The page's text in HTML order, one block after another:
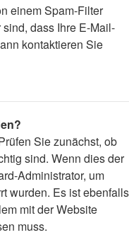
einem Spam-Filter
dass Ihre E-Mail-
kontaktieren Sie
Sie zunächst, ob
sind. Wenn dies der
Administrator, um
wurden. Es ist ebenfalls
mit der Website
muss.